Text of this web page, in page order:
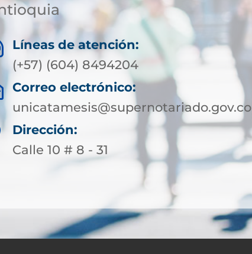
Líneas de atención:
(+57) (604) 8494204
Correo electrónico:
unicatamesis@supernotariado.gov.co
Dirección:
Calle 10 # 8 - 31